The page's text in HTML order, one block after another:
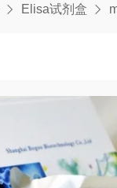
Elisa试剂盒